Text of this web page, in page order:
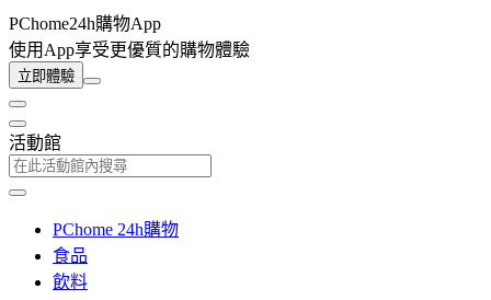
PChome24h購物App
使用App享受更優質的購物體驗
立即體驗
活動館
PChome 24h購物
食品
飲料